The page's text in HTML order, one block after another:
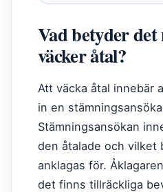
Vad betyder
väcker åtal?
Att väcka åtal innebär
in en
Stämningsansökan
den åtalade och vilket
anklagas för.
det finns tillräckliga